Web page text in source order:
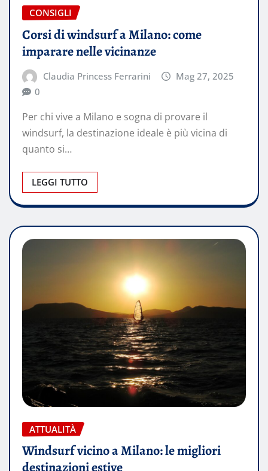
CONSIGLI
Corsi di windsurf a Milano: come
imparare nelle vicinanze
Claudia Princess Ferrarini
Mag 27, 2025
0
Per chi vive a Milano e sogna di provare il
windsurf, la destinazione ideale è più vicina di
quanto si…
LEGGI TUTTO
ATTUALITÀ
Windsurf vicino a Milano: le migliori